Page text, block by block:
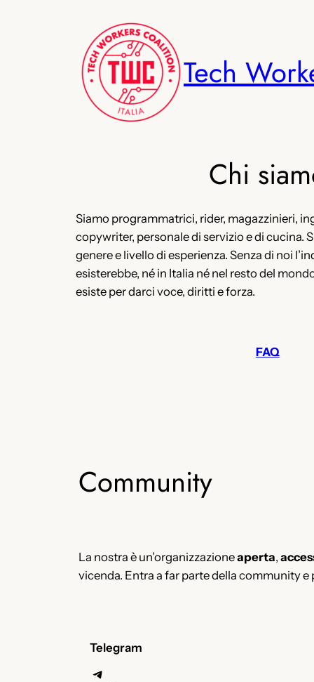
Tech
Chi
Siamo programmatrici, rider, magazzinieri,
copywriter, personale di servizio e di cucina.
genere e livello di esperienza. Senza di noi
esisterebbe, né in Italia né nel resto del
esiste per darci voce, diritti e forza.
FAQ
Community
La nostra è un’organizzazioneaperta,
vicenda. Entra a far parte della community
Telegram
Telegram